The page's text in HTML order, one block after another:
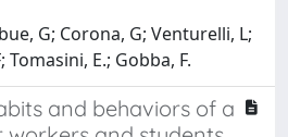
G; Corona, G; Venturelli, L;
E.; Gobba, F.
and behaviors of a